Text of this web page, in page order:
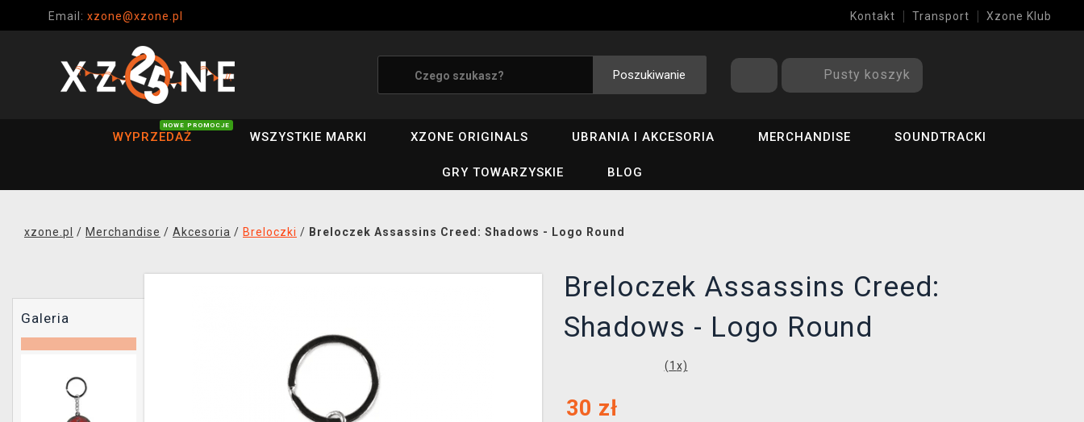
Email: xzone@xzone.pl Kontakt Transport Xzone Klub
Poszukiwanie Pusty koszyk
WYPRZEDAŻ
NOWE PROMOCJE
WSZYSTKIE MARKI XZONE ORIGINALS UBRANIA I AKCESORIA MERCHANDISE SOUNDTRACKI
GRY TOWARZYSKIE BLOG
xzone.pl / Merchandise / Akcesoria / Breloczki / Breloczek Assassins Creed: Shadows - Logo Round
Galeria
Breloczek Assassins Creed:
Shadows - Logo Round
(1 x)
30 zł